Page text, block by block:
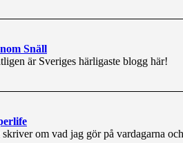
Snäll
är Sveriges härligaste blogg här!
skriver om vad jag gör på vardagarna